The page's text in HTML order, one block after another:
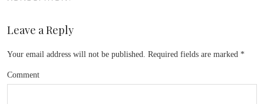
Leave a Reply
Your email address will not be published. Required fields are marked *
Comment